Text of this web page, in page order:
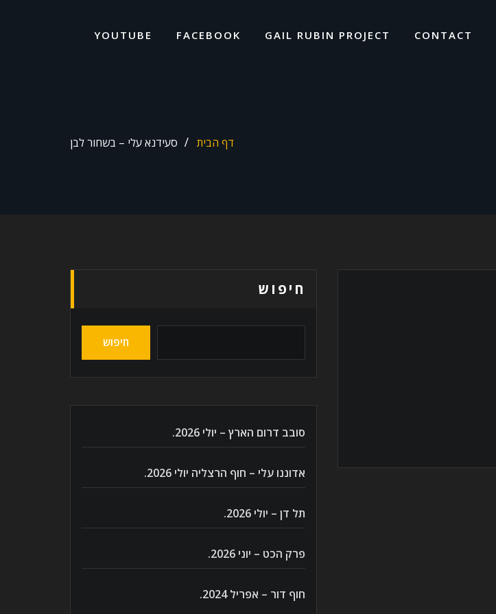
CONTACT
GAIL RUBIN PROJECT
FACEBOOK
YOUTUBE
דף הבית סעידנא עלי – בשחור לבן
חיפוש
חיפוש
סובב דרום הארץ – יולי 2026.
אדוננו עלי – חוף הרצליה יולי 2026.
תל דן – יולי 2026.
פרק הכט – יוני 2026.
חוף דור – אפריל 2024.